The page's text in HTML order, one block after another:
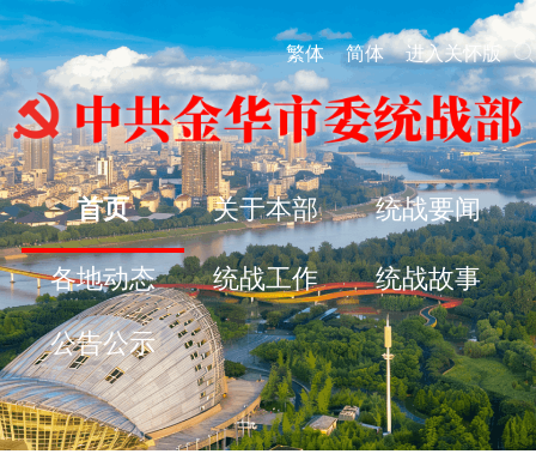
繁体 简体 进入关怀版
首页 关于本部 统战要闻
各地动态 统战工作 统战故事
公告公示